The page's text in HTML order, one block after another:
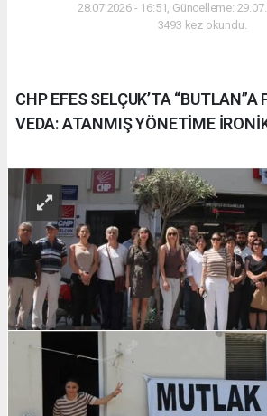
28.07.2026 - 16:51, Güncelleme:
3493 kez okundu.
CHP EFES SELÇUK’TA “BUTLAN”A
VEDA: ATANMIŞ YÖNETİME